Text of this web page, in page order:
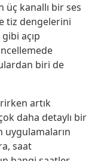
üç kanallı bir ses
tiz dengelerini
açıp
biri de
artık
daha detaylı bir
uygulamaların
saat